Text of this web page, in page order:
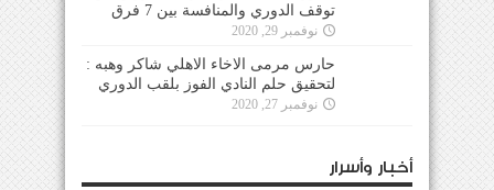
توقف الدوري والمنافسة بين 7 فرق
نوفمبر 29, 2020
حارس مرمى الاخاء الاهلي شاكر وهبه :
لتحقيق حلم النادي الفوز بلقب الدوري
نوفمبر 27, 2020
أخبار وأسرار